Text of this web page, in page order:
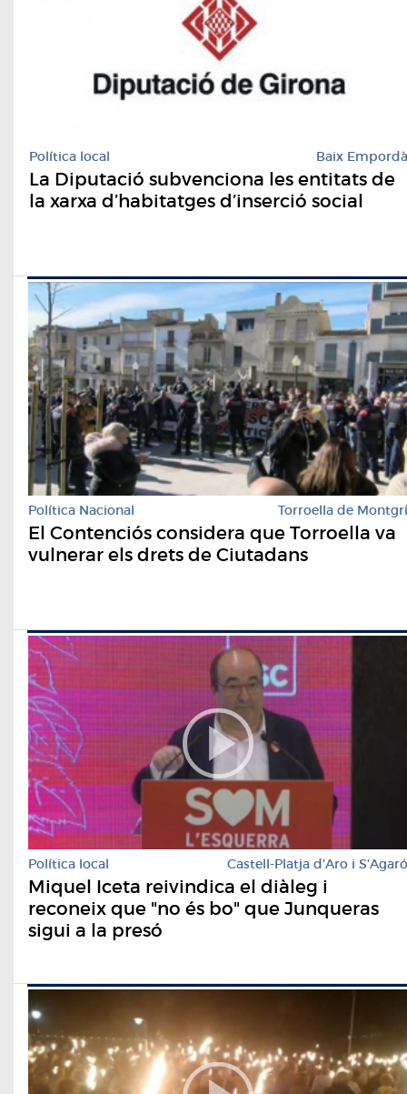
Política local Baix Empordà
La Diputació subvenciona les entitats de
la xarxa d’habitatges d’inserció social
Política Nacional Torroella de Montgrí
El Contenciós considera que Torroella va
vulnerar els drets de Ciutadans
Política local Castell-Platja d'Aro i S'Agaró
Miquel Iceta reivindica el diàleg i
reconeix que "no és bo" que Junqueras
sigui a la presó